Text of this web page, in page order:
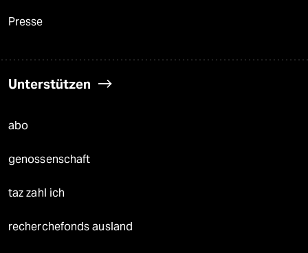
Presse
Unterstützen
abo
genossenschaft
taz zahl ich
recherchefonds ausland